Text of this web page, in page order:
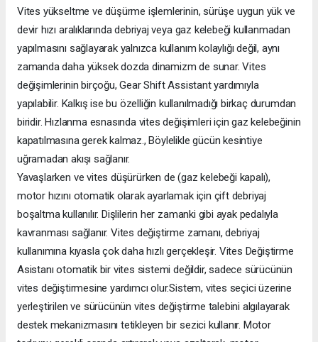
Vites yükseltme ve düşürme işlemlerinin, sürüşe uygun yük ve
devir hızı aralıklarında debriyaj veya gaz kelebeği kullanmadan
yapılmasını sağlayarak yalnızca kullanım kolaylığı değil, aynı
zamanda daha yüksek dozda dinamizm de sunar. Vites
değişimlerinin birçoğu, Gear Shift Assistant yardımıyla
yapılabilir. Kalkış ise bu özelliğin kullanılmadığı birkaç durumdan
biridir. Hızlanma esnasında vites değişimleri için gaz kelebeğinin
kapatılmasına gerek kalmaz., Böylelikle gücün kesintiye
uğramadan akışı sağlanır.
Yavaşlarken ve vites düşürürken de (gaz kelebeği kapalı),
motor hızını otomatik olarak ayarlamak için çift debriyaj
boşaltma kullanılır. Dişlilerin her zamanki gibi ayak pedalıyla
kavranması sağlanır. Vites değiştirme zamanı, debriyaj
kullanımına kıyasla çok daha hızlı gerçekleşir. Vites Değiştirme
Asistanı otomatik bir vites sistemi değildir, sadece sürücünün
vites değiştirmesine yardımcı olur.Sistem, vites seçici üzerine
yerleştirilen ve sürücünün vites değiştirme talebini algılayarak
destek mekanizmasını tetikleyen bir sezici kullanır. Motor